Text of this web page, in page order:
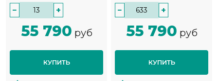
− +
55 790 руб
КУПИТЬ
− +
55 790 руб
КУПИТЬ